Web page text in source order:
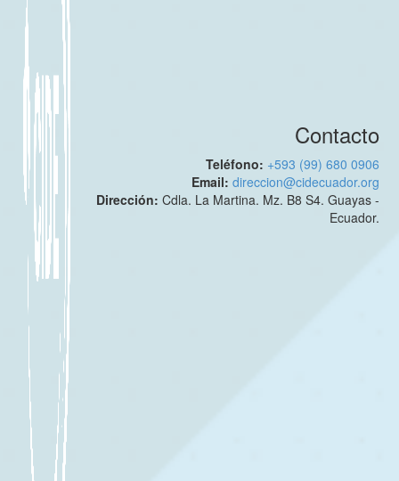
Contacto
Teléfono: +593 (99) 680 0906
Email:direccion@cidecuador.org
Dirección:Cdla. La Martina. Mz. B8 S4. Guayas -
Ecuador.